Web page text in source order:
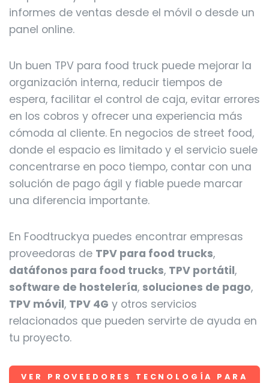
informes de ventas desde el móvil o desde un
panel online.
Un buen TPV para food truck puede mejorar la
organización interna, reducir tiempos de
espera, facilitar el control de caja, evitar errores
en los cobros y ofrecer una experiencia más
cómoda al cliente. En negocios de street food,
donde el espacio es limitado y el servicio suele
concentrarse en poco tiempo, contar con una
solución de pago ágil y fiable puede marcar
una diferencia importante.
En Foodtruckya puedes encontrar empresas
proveedoras de TPV para food trucks,
datáfonos para food trucks, TPV portátil,
software de hostelería, soluciones de pago,
TPV móvil, TPV 4G y otros servicios
relacionados que pueden servirte de ayuda en
tu proyecto.
VER PROVEEDORES TECNOLOGÍA PARA